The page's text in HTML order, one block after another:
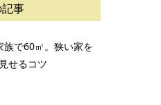
事
族で60㎡。狭い家を
せるコツ